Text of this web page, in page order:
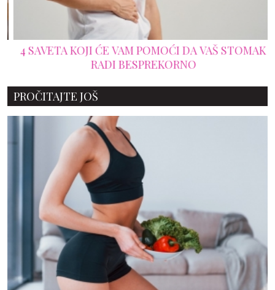
4 SAVETA KOJI ĆE VAM POMOĆI DA VAŠ STOMAK
RADI BESPREKORNO
PROČITAJTE JOŠ